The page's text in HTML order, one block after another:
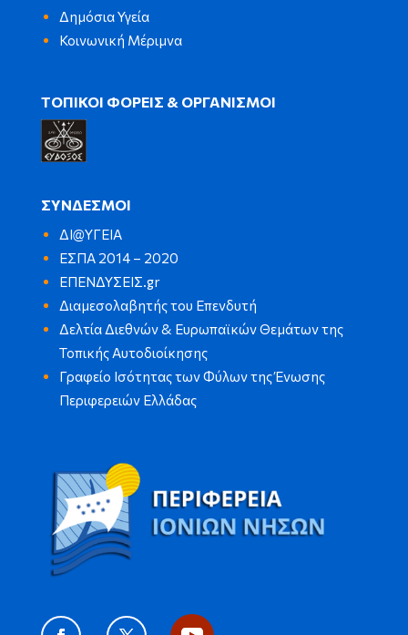
Δημόσια Υγεία
Κοινωνική Μέριμνα
ΤΟΠΙΚΟΙ ΦΟΡΕΙΣ & ΟΡΓΑΝΙΣΜΟΙ
ΣΥΝΔΕΣΜΟΙ
ΔΙ@ΥΓΕΙΑ
ΕΣΠΑ 2014 – 2020
ΕΠΕΝΔΥΣΕΙΣ.gr
Διαμεσολαβητής του Επενδυτή
Δελτία Διεθνών & Ευρωπαϊκών Θεμάτων της
Τοπικής Αυτοδιοίκησης
Γραφείο Ισότητας των Φύλων της Ένωσης
Περιφερειών Ελλάδας